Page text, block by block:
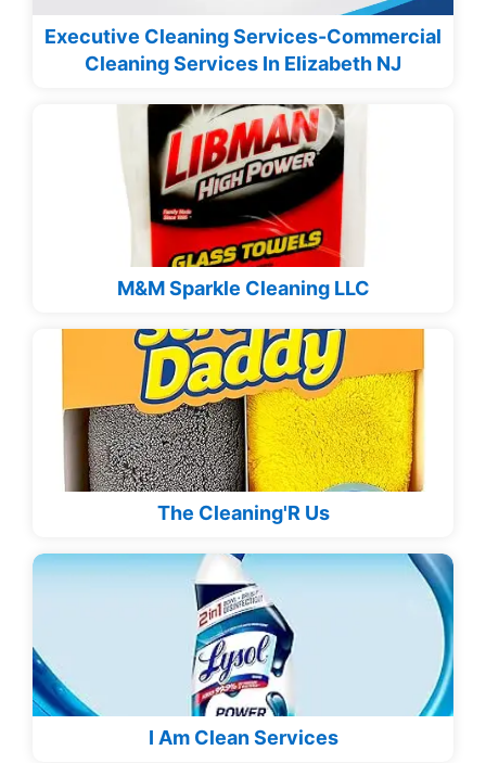
Executive Cleaning Services-Commercial
Cleaning Services In Elizabeth NJ
M&M Sparkle Cleaning LLC
The Cleaning'R Us
I Am Clean Services